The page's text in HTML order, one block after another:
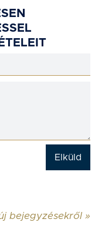
bejegyzésekről »